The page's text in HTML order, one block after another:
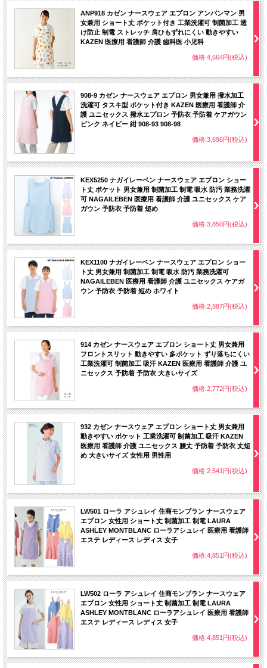
WEB限定商品
簡単に着脱できて、しっかりカバーできる腕や肩が動かしやすいノースリーブタイ
プの予防衣。
ポケットは左胸に1つと、両脇に2つ。右脇ポケットの内側にはペン差しポケット付
ANP918 カゼン ナースウェア エプロン アンパンマン 男
女兼用 ショート丈 ポケット付き 工業洗濯可 制菌加工 透
け防止 制電 ストレッチ 肩ひもずれにくい 動きやすい
KAZEN 医療用 看護師 介護 歯科医 小児科
価格:4,664円(税込)
908-9 カゼン ナースウェア エプロン 男女兼用 撥水加工
洗濯可 タスキ型 ポケット付き KAZEN 医療用 看護師 介
護 ユニセックス 撥水エプロン 予防衣 予防着 ケアガウン
ピンク ネイビー 紺 908-93 908-98
価格:3,696円(税込)
KEX5250 ナガイレーベン ナースウェア エプロン ショー
ト丈 ポケット 男女兼用 制菌加工 制電 吸水 防汚 業務洗濯
可 NAGAILEBEN 医療用 看護師 介護 ユニセックス ケア
ガウン 予防衣 予防着 短め
価格:3,850円(税込)
KEX1100 ナガイレーベン ナースウェア エプロン ショー
ト丈 男女兼用 制菌加工 制電 吸水 防汚 業務洗濯可
NAGAILEBEN 医療用 看護師 介護 ユニセックス ケアガ
ウン 予防衣 予防着 短め ホワイト
価格:2,887円(税込)
914 カゼン ナースウェア エプロン ショート丈 男女兼用
フロントスリット 動きやすい 多ポケット ずり落ちにくい
工業洗濯可 制菌加工 吸汗 KAZEN 医療用 看護師 介護 ユ
ニセックス 予防着 予防衣 大きいサイズ
価格:2,772円(税込)
932 カゼン ナースウェア エプロン ショート丈 男女兼用
動きやすい ポケット 工業洗濯可 制菌加工 吸汗 KAZEN
医療用 看護師 介護 ユニセックス 腰丈 予防着 予防衣 丈短
め 大きいサイズ 女性用 男性用
価格:2,541円(税込)
LW501 ローラ アシュレイ 住商モンブラン ナースウェア
エプロン 女性用 ショート丈 制菌加工 制電 LAURA
ASHLEY MONTBLANC ローラアシュレイ 医療用 看護師
エステ レディース レディス 女子
価格:4,851円(税込)
LW502 ローラ アシュレイ 住商モンブラン ナースウェア
エプロン 女性用 ショート丈 制菌加工 制電 LAURA
ASHLEY MONTBLANC ローラアシュレイ 医療用 看護師
エステ レディース レディス 女子
価格:4,851円(税込)